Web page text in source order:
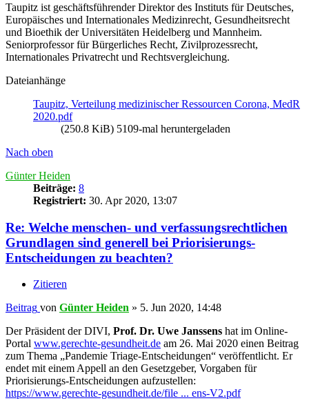
Taupitz ist geschäftsführender Direktor des Instituts für Deutsches,
Europäisches und Internationales Medizinrecht, Gesundheitsrecht
und Bioethik der Universitäten Heidelberg und Mannheim.
Seniorprofessor für Bürgerliches Recht, Zivilprozessrecht,
Internationales Privatrecht und Rechtsvergleichung.
Dateianhänge
Taupitz, Verteilung medizinischer Ressourcen Corona, MedR
2020.pdf
(250.8 KiB) 5109-mal heruntergeladen
Nach oben
Günter Heiden
Beiträge: 8
Registriert: 30. Apr 2020, 13:07
Re: Welche menschen- und verfassungsrechtlichen
Grundlagen sind generell bei Priorisierungs-
Entscheidungen zu beachten?
Zitieren
Beitrag von Günter Heiden » 5. Jun 2020, 14:48
Der Präsident der DIVI, Prof. Dr. Uwe Janssens hat im Online-
Portal www.gerechte-gesundheit.de am 26. Mai 2020 einen Beitrag
zum Thema „Pandemie Triage-Entscheidungen“ veröffentlicht. Er
endet mit einem Appell an den Gesetzgeber, Vorgaben für
Priorisierungs-Entscheidungen aufzustellen:
https://www.gerechte-gesundheit.de/file ... ens-V2.pdf